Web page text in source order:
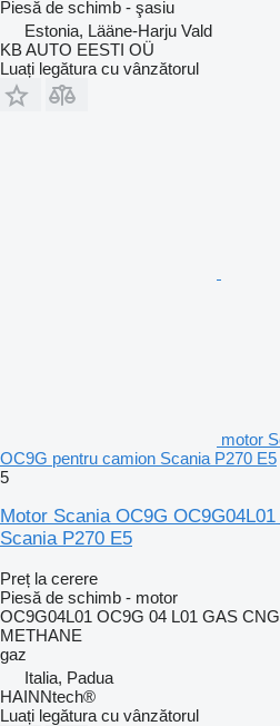
Piesă de schimb - şasiu
Estonia, Lääne-Harju Vald
KB AUTO EESTI OÜ
Luați legătura cu vânzătorul
motor
OC9G pentru camion Scania P270 E5
5
Motor Scania OC9G
Scania P270 E5
Preț la cerere
Piesă de schimb - motor
OC9G04L01 OC9G 04 L01 GAS
METHANE
gaz
Italia, Padua
HAINNtech®
Luați legătura cu vânzătorul